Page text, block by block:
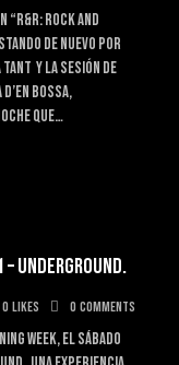
“R&R: Rock and
de nuevo por
TANT y la sesión de
Bossa,
que…
UNDERGROUND.
0 Likes 0 Comments
week, El sábado